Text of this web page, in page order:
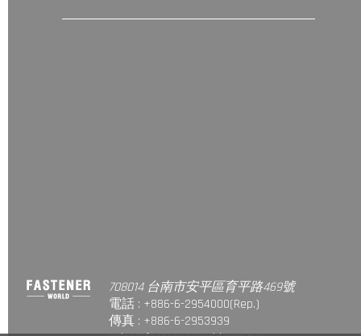
708014 台南市安平區育平路469號
電話 : +886-6-2954000(Rep.)
傳真 : +886-6-2953939